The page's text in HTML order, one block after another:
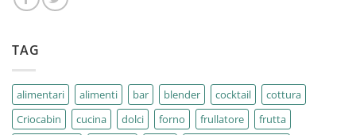
TAG
alimentari alimenti bar blender cocktail
cottura
Criocabin
cucina dolci forno frullatore
frutta